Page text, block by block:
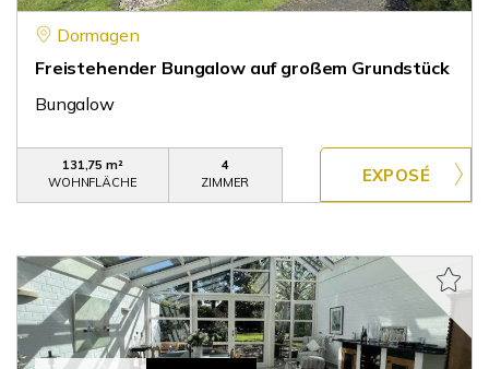
Dormagen
Freistehender Bungalow auf großem Grundstück
Bungalow
131,75 m²
WOHNFLÄCHE
4
ZIMMER